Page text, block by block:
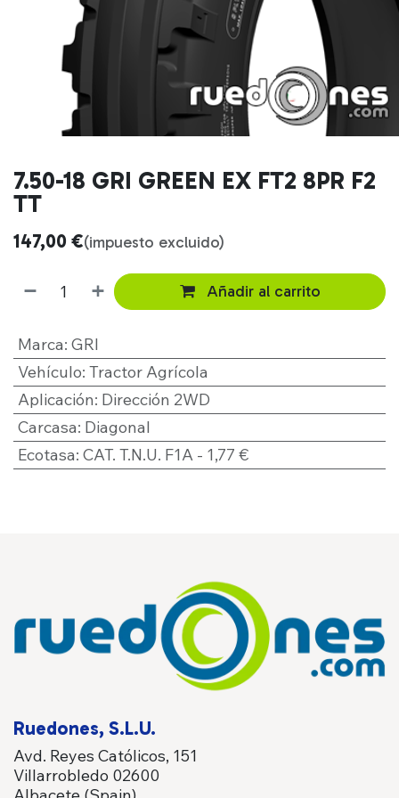
7.50-18 GRI GREEN EX FT2 8PR F2
TT
147,00 €(impuesto excluido)
Añadir al carrito
Marca: GRI
Vehículo: Tractor Agrícola
Aplicación: Dirección 2WD
Carcasa: Diagonal
Ecotasa: CAT. T.N.U. F1A - 1,77 €
Ruedones, S.L.U.
Avd. Reyes Católicos, 151
Villarrobledo 02600